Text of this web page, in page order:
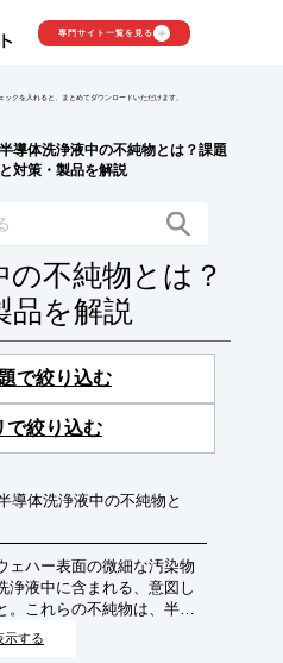
専門サイト一覧を見る
クを入れると、まとめてダウンロードいただけます。
半導体洗浄液中の不純物とは？課題
と対策・製品を解説
不純物とは？
品を解説
で絞り込む
で絞り込む
導体洗浄液中の不純物と
ェハー表面の微細な汚染物
浄液中に含まれる、意図し
これらの不純物は、半導
接的な原因となる。
示する